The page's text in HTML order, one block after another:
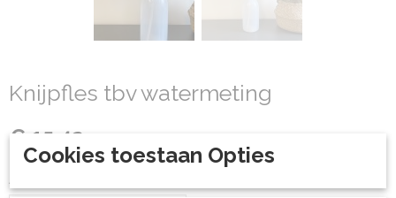
Knijpfles tbv watermeting
€ 15,42
Aantal
Cookies toestaan Opties